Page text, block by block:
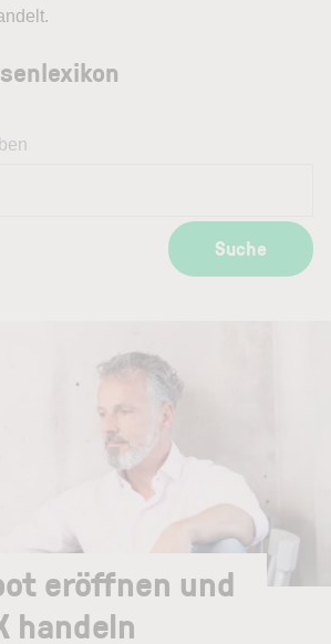
Suche
eröffnen und
handeln